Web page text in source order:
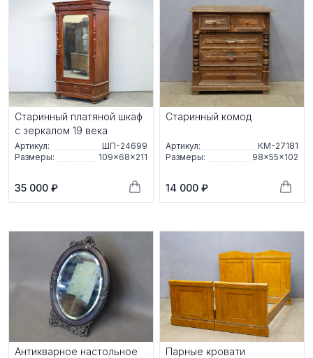
Старинный платяной шкаф
с зеркалом 19 века
Артикул:
ШП-24699
Размеры:
109×68×211
35 000 ₽
Старинный комод
Артикул:
КМ-27181
Размеры:
98×55×102
14 000 ₽
Антикварное настольное
Парные кровати